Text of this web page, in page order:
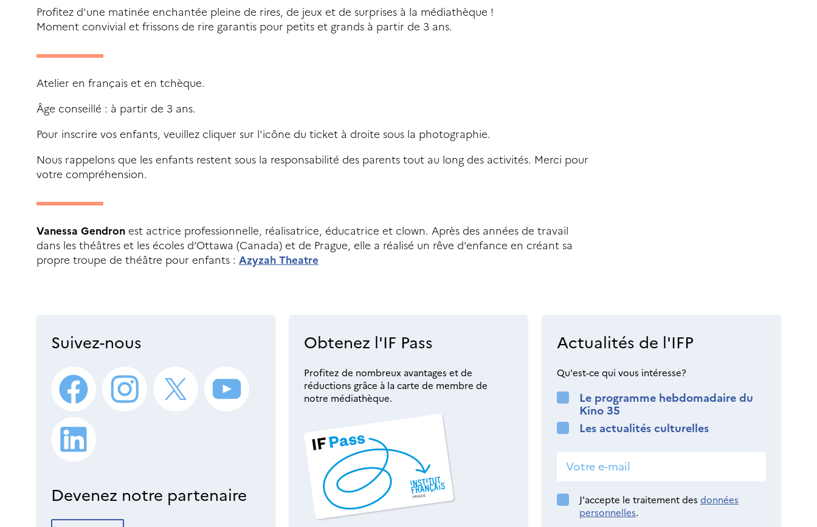
Profitez d'une matinée enchantée pleine de rires, de jeux et de surprises à la médiathèque !
Moment convivial et frissons de rire garantis pour petits et grands à partir de 3 ans.
Atelier en français et en tchèque.
Âge conseillé : à partir de 3 ans.
Pour inscrire vos enfants, veuillez cliquer sur l'icône du ticket à droite sous la photographie.
Nous rappelons que les enfants restent sous la responsabilité des parents tout au long des activités. Merci pour
votre compréhension.
Vanessa Gendron est actrice professionnelle, réalisatrice, éducatrice et clown. Après des années de travail
dans les théâtres et les écoles d’Ottawa (Canada) et de Prague, elle a réalisé un rêve d'enfance en créant sa
propre troupe de théâtre pour enfants : Azyzah Theatre
Suivez-nous
Devenez notre partenaire
Obtenez l'IF Pass
Profitez de nombreux avantages et de
réductions grâce à la carte de membre de
notre médiathèque.
Actualités de l'IFP
Qu'est-ce qui vous intéresse?
Le programme hebdomadaire du
Kino 35
Les actualités culturelles
J'accepte le traitement des données
personnelles.